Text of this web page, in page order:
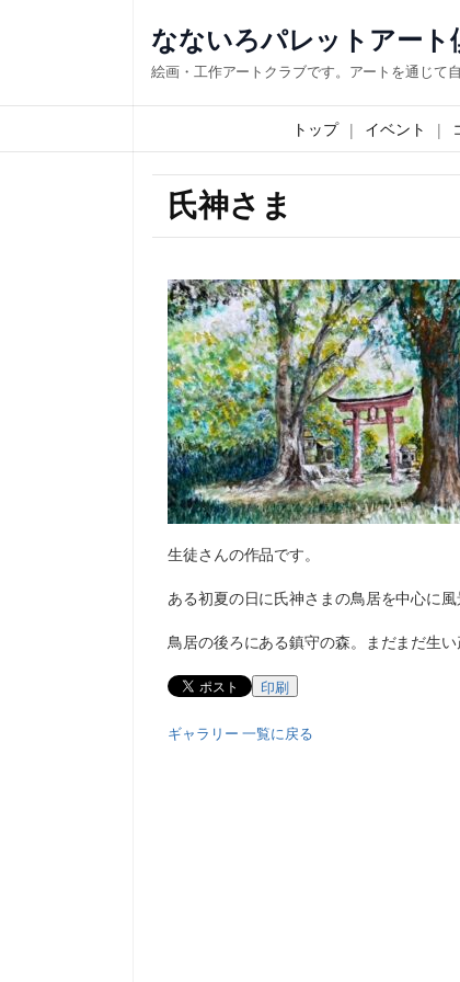
なないろパレットアート
絵画・工作アートクラブです。アートを通じて
トップ イベント
氏神さま
生徒さんの作品です。
ある初夏の日に氏神さまの鳥居を中心に風
鳥居の後ろにある鎮守の森。まだまだ生
印刷
ギャラリー 一覧に戻る